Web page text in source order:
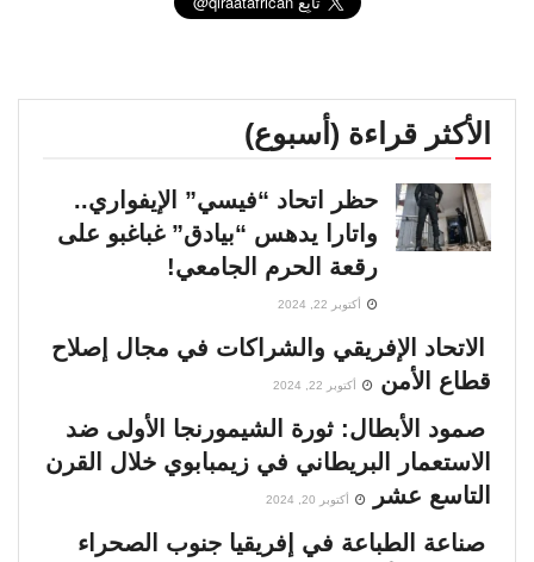
الأكثر قراءة (أسبوع)
حظر اتحاد “فيسي” الإيفواري..
واتارا يدهس “بيادق” غباغبو على
رقعة الحرم الجامعي!
أكتوبر 22, 2024
الاتحاد الإفريقي والشراكات في مجال إصلاح
قطاع الأمن
أكتوبر 22, 2024
صمود الأبطال: ثورة الشيمورنجا الأولى ضد
الاستعمار البريطاني في زيمبابوي خلال القرن
التاسع عشر
أكتوبر 20, 2024
صناعة الطباعة في إفريقيا جنوب الصحراء